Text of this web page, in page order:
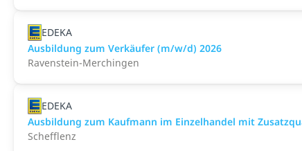
EDEKA
Ausbildung zum Verkäufer (m/w/d) 2026
Ravenstein-Merchingen
EDEKA
Ausbildung zum Kaufmann im Einzelhandel mit
Schefflenz